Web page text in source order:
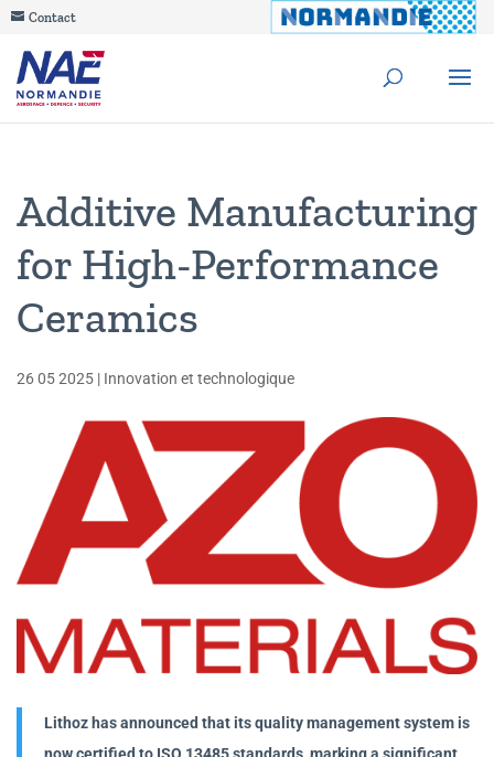
Contact
Additive Manufacturing
for High-Performance
Ceramics
26 05 2025 | Innovation et technologique
Lithoz has announced that its quality management system is